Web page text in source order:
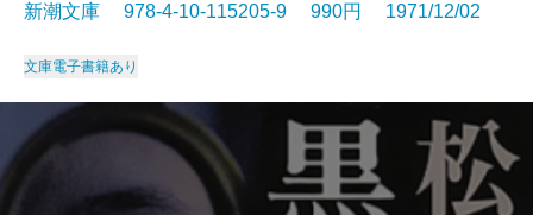
新潮文庫 978-4-10-115205-9 990円 1971/12/02
文庫電子書籍あり